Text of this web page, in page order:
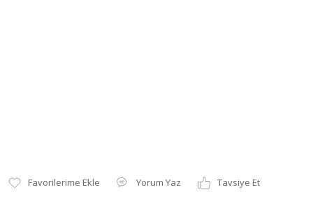
Yorum Yaz
Tavsiye Et